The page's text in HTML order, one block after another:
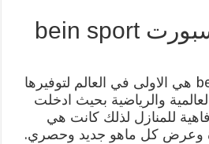
موقع بي ان سبورت bein sport
تعتبر خدمات beinsport هي الاولى في العالم لتوفيرها
والرياضية بحيث ادخلت
للمنازل لذلك كانت هي
وعرض كل ماهو جديد وحصري.